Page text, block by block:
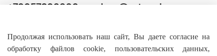
+79957800990 shop@artworker.pro
Продолжая использовать наш сайт, Вы даете согласие на
обработку файлов cookie, пользовательских данных,